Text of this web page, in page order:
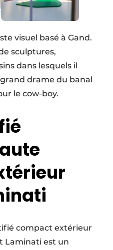
visuel basé à Gand.
sculptures,
dans lesquels il
drame du banal
le cow-boy.
compact extérieur
Laminati est un